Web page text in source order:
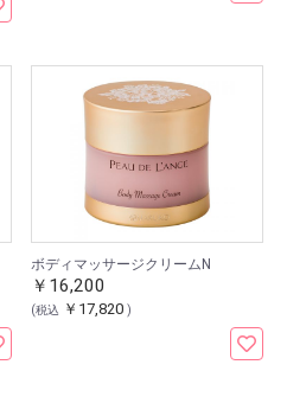
ボディマッサージクリームN
￥16,200
(税込 ￥17,820 )